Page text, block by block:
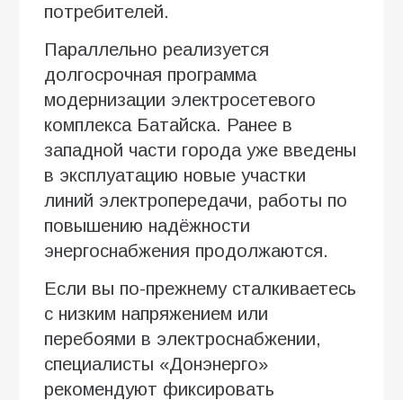
потребителей.
Параллельно реализуется
долгосрочная программа
модернизации электросетевого
комплекса Батайска. Ранее в
западной части города уже введены
в эксплуатацию новые участки
линий электропередачи, работы по
повышению надёжности
энергоснабжения продолжаются.
Если вы по-прежнему сталкиваетесь
с низким напряжением или
перебоями в электроснабжении,
специалисты «Донэнерго»
рекомендуют фиксировать